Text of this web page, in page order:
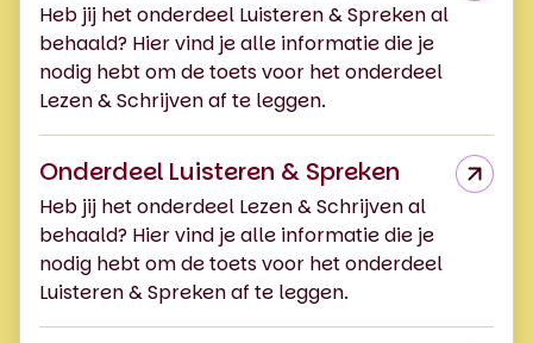
Heb jij het onderdeel Luisteren & Spreken al
behaald? Hier vind je alle informatie die je
nodig hebt om de toets voor het onderdeel
Lezen & Schrijven af te leggen.
Onderdeel Luisteren & Spreken
Heb jij het onderdeel Lezen & Schrijven al
behaald? Hier vind je alle informatie die je
nodig hebt om de toets voor het onderdeel
Luisteren & Spreken af te leggen.